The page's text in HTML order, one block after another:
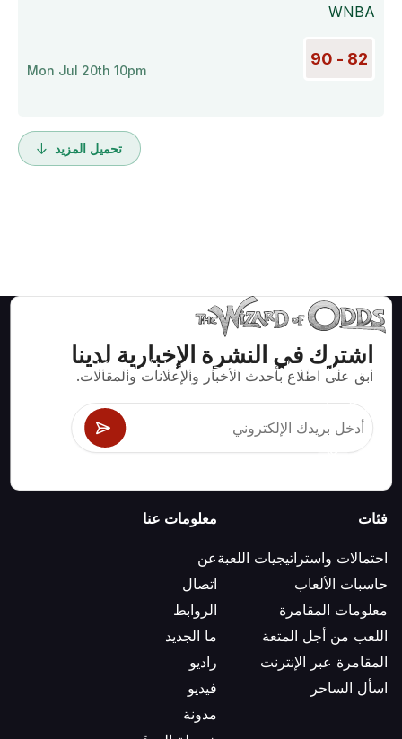
WNBA
82 - 90
Mon Jul 20th 10pm
تحميل المزيد
اشترك في النشرة الإخبارية لدينا
ابق على اطلاع بأحدث الأخبار والإعلانات والمقالات.
استراتيجيات ومعلومات صحيحة رياضيا لألعاب الكازينو مثل
البلاك جاك وكرابس والروليت ومئات الألعاب الأخرى التي
يمكن لعبها.
فئات
احتمالات واستراتيجيات اللعبة
حاسبات الألعاب
معلومات المقامرة
اللعب من أجل المتعة
المقامرة عبر الإنترنت
اسأل الساحر
معلومات عنا
عن
اتصال
الروابط
ما الجديد
راديو
فيديو
مدونة